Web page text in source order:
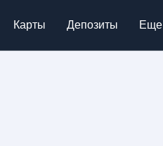
Карты Депозиты Еще